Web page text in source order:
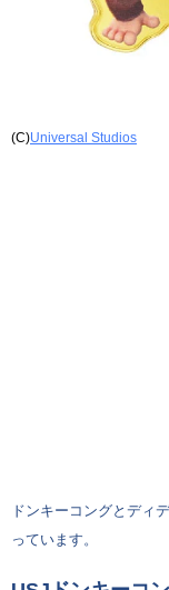
(C)Universal Studios
ドンキーコングとディ
っています。